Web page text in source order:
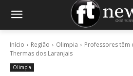
Início Região Olimpia
Professores têm
Thermas dos Laranjais
Olimpia